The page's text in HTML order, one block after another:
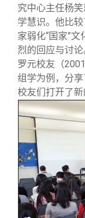
究中心主任杨
学慧识。他比
家弱化“国家”
烈的回应与讨
罗元校友（
组学为例，分
校友们打开了新